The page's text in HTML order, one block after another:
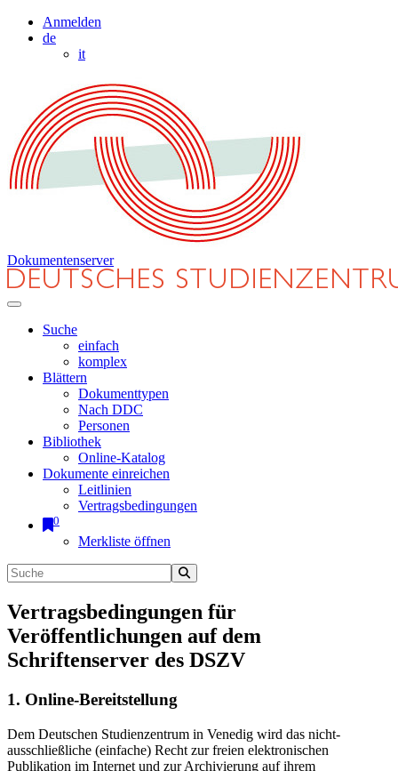
Anmelden
de
it
Dokumentenserver
Suche
einfach
komplex
Blättern
Dokumenttypen
Nach DDC
Personen
Bibliothek
Online-Katalog
Dokumente einreichen
Leitlinien
Vertragsbedingungen
0
Merkliste öffnen
Vertragsbedingungen für
Veröffentlichungen auf dem
Schriftenserver des DSZV
1. Online-Bereitstellung
Dem Deutschen Studienzentrum in Venedig wird das nicht-
ausschließliche (einfache) Recht zur freien elektronischen
Publikation im Internet und zur Archivierung auf ihrem